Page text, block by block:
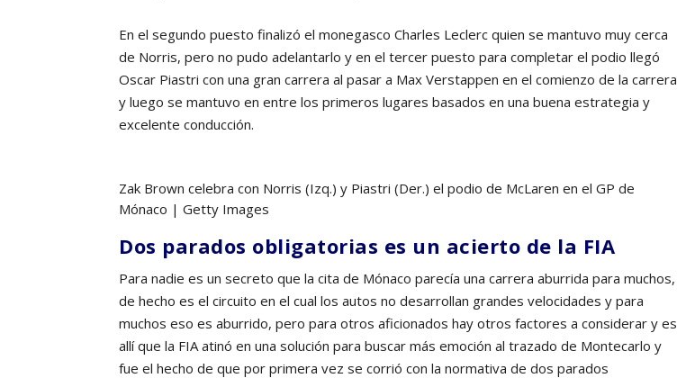
En el segundo puesto finalizó el monegasco Charles Leclerc quien se mantuvo muy cerca
de Norris, pero no pudo adelantarlo y en el tercer puesto para completar el podio llegó
Oscar Piastri con una gran carrera al pasar a Max Verstappen en el comienzo de la carrera
y luego se mantuvo en entre los primeros lugares basados en una buena estrategia y
excelente conducción.
Zak Brown celebra con Norris (Izq.) y Piastri (Der.) el podio de McLaren en el GP de
Mónaco | Getty Images
Dos parados obligatorias es un acierto de la FIA
Para nadie es un secreto que la cita de Mónaco parecía una carrera aburrida para muchos,
de hecho es el circuito en el cual los autos no desarrollan grandes velocidades y para
muchos eso es aburrido, pero para otros aficionados hay otros factores a considerar y es
allí que la FIA atinó en una solución para buscar más emoción al trazado de Montecarlo y
fue el hecho de que por primera vez se corrió con la normativa de dos parados